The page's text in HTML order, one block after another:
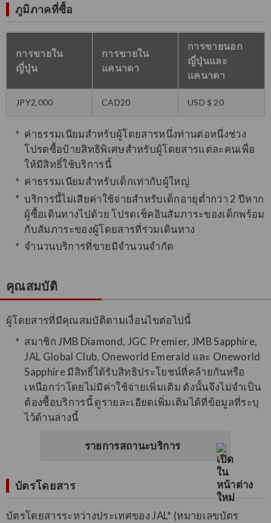
ภูมิภาคที่ซื้อ
การขายใน
ญี่ปุ่น
การขายใน
แคนาดา
การขายนอก
ญี่ปุ่นและ
แคนาดา
JPY2,000 CAD20 USD＄20
ค่าธรรมเนียมสำหรับผู้โดยสารหนึ่งท่านต่อหนึ่งช่วง
โปรดซื้อป้ายสิทธิพิเศษสำหรับผู้โดยสารแต่ละคนเพื่อ
ให้มีสิทธิ์ใช้บริการนี้
ค่าธรรมเนียมสำหรับเด็กเท่ากับผู้ใหญ่
บริการนี้ไม่เสียค่าใช้จ่ายสำหรับเด็กอายุต่ำกว่า 2 ปีหาก
ผู้ซื้อเดินทางไปด้วย โปรดเช็คอินสัมภาระของเด็กพร้อม
กับสัมภาระของผู้โดยสารที่ร่วมเดินทาง
จำนวนบริการที่ขายมีจำนวนจำกัด
คุณสมบัติ
ผู้โดยสารที่มีคุณสมบัติตามเงื่อนไขต่อไปนี้
สมาชิก JMB Diamond, JGC Premier, JMB Sapphire,
JAL Global Club, Oneworld Emerald และ Oneworld
Sapphire มีสิทธิ์ได้รับสิทธิประโยชน์ที่คล้ายกันหรือ
เหนือกว่าโดยไม่มีค่าใช้จ่ายเพิ่มเติม ดังนั้นจึงไม่จำเป็น
ต้องซื้อบริการนี้ ดูรายละเอียดเพิ่มเติมได้ที่ข้อมูลที่ระบุ
ไว้ด้านล่างนี้
รายการสถานะบริการ
บัตรโดยสาร
บัตรโดยสารระหว่างประเทศของ JAL* (หมายเลขบัตร